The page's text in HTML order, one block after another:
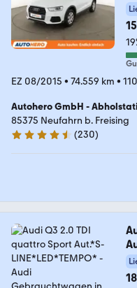
EZ 08/2015 • 74.559 km •
Autohero GmbH -
85375 Neufahrn b. Freising
4.4 Sterne
(230)